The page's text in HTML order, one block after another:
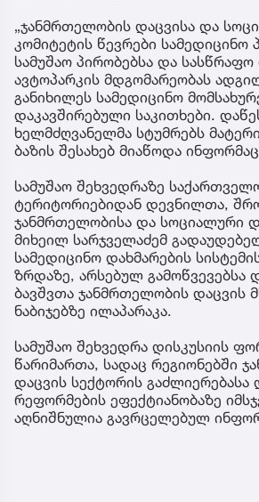
„ჯანმრთელობის დაცვისა და
კომიტეტის წევრები სამედიცინო
სამუშაო პირობებსა და სასწრაფო
ავტოპარკის მდგომარეობას
განიხილეს სამედიცინო
დაკავშირებული საკითხები.
ხელმძღვანელმა სტუმრებს
ბაზის შესახებ მიაწოდა
სამუშაო შეხვედრაზე
ტერიტორიებიდან დევნილთა,
ჯანმრთელობისა და სოციალური
მიხეილ სარჯველაძემ
სამედიცინო დახმარების
ზრდაზე, არსებულ
ბავშვთა ჯანმრთელობის დაცვის
ნაბიჯებზე ილაპარაკა.
სამუშაო შეხვედრა დისკუსიის
წარიმართა, სადაც რეგიონებში
დაცვის სექტორის გაძლიერებასა
რეფორმების ეფექტიანობაზე
აღნიშნულია გავრცელებულ